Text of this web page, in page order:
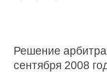
Решение
сентября 2008